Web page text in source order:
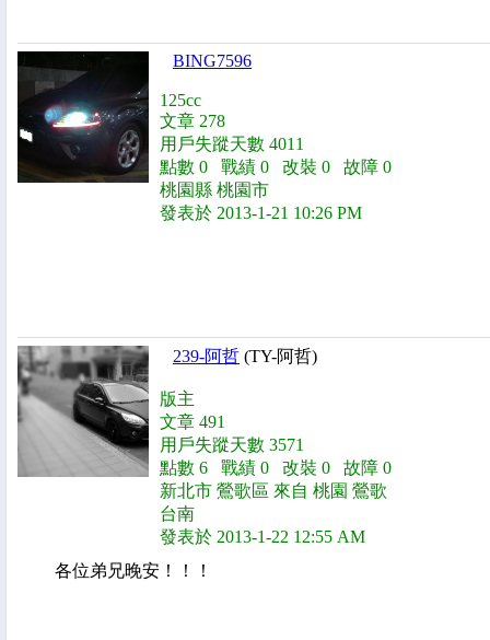
BING7596
125cc
文章 278
用戶失蹤天數 4011
點數 0 戰績 0 改裝 0 故障 0
桃園縣 桃園市
發表於 2013-1-21 10:26 PM
239-阿哲 (TY-阿哲)
版主
文章 491
用戶失蹤天數 3571
點數 6 戰績 0 改裝 0 故障 0
新北市 鶯歌區 來自 桃園 鶯歌
台南
發表於 2013-1-22 12:55 AM
各位弟兄晚安！！！